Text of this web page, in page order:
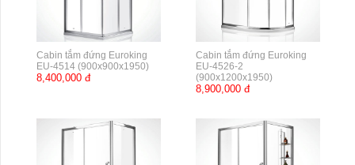
Cabin tắm đứng Euroking
EU-4514 (900x900x1950)
8,400,000 đ
Cabin tắm đứng Euroking
EU-4526-2
(900x1200x1950)
8,900,000 đ